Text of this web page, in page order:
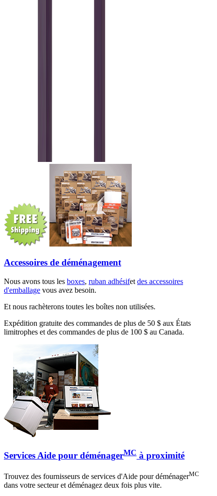
Accessoires de déménagement
Nous avons tous les boxes, ruban adhésifet des accessoires
d'emballage vous avez besoin.
Et nous rachèterons toutes les boîtes non utilisées.
Expédition gratuite des commandes de plus de 50 $ aux États
limitrophes et des commandes de plus de 100 $ au Canada.
Services Aide pour déménagerMC à proximité
Trouvez des fournisseurs de services d'Aide pour déménagerMC
dans votre secteur et déménagez deux fois plus vite.